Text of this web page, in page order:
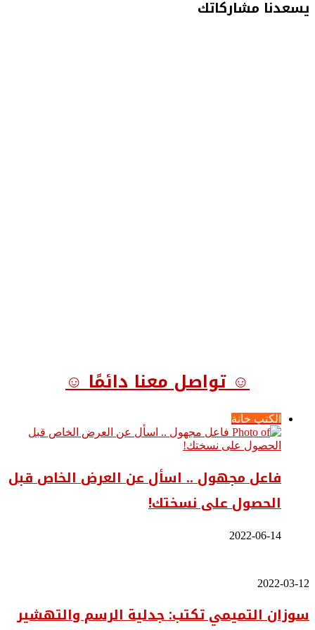
يسعدنا مشاركاتك
☺ تواصل معنا دائمًا ☺
الكتب خانة
فاعل مجهول .. اسأل عن العرض الخاص قبل
الحصول على نسختك!
2022-06-14
سوزان
تكتب:
جدلية
2022-03-12
سوزان التميمي تكتب: جدلية الرسم والتهشير